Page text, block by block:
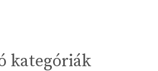
kategóriák